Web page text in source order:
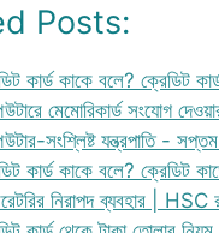
Posts:
কার্ড কাকে বলে? ক্রেডিট
মেমোরিকার্ড সংযোগ
সংশ্লিষ্ট যন্ত্রপাতি -
কার্ড কাকে বলে? ক্রেডিট
নিরাপদ ব্যবহার |